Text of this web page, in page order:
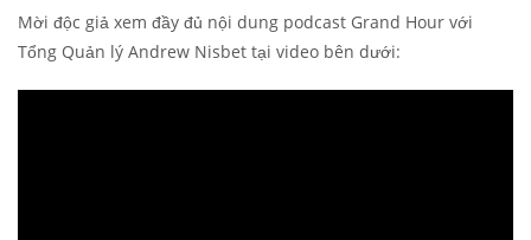
Mời độc giả xem đầy đủ nội dung podcast Grand Hour với
Tổng Quản lý Andrew Nisbet tại video bên dưới: